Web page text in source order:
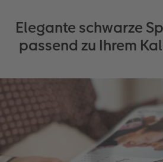
Elegante schwarze
passend zu Ihrem